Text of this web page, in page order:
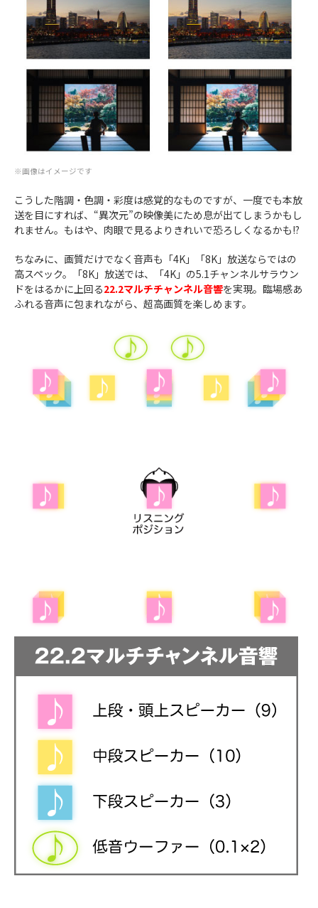
※画像はイメージです
こうした階調・色調・彩度は感覚的なものですが、一度でも本放
送を目にすれば、“異次元”の映像美にため息が出てしまうかもし
れません。もはや、肉眼で見るよりきれいで恐ろしくなるかも!?
ちなみに、画質だけでなく音声も「4K」「8K」放送ならではの
高スペック。「8K」放送では、「4K」の5.1チャンネルサラウン
ドをはるかに上回る22.2マルチチャンネル音響を実現。臨場感あ
ふれる音声に包まれながら、超高画質を楽しめます。